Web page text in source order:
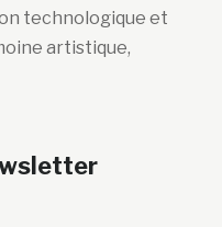
technologique et
artistique,